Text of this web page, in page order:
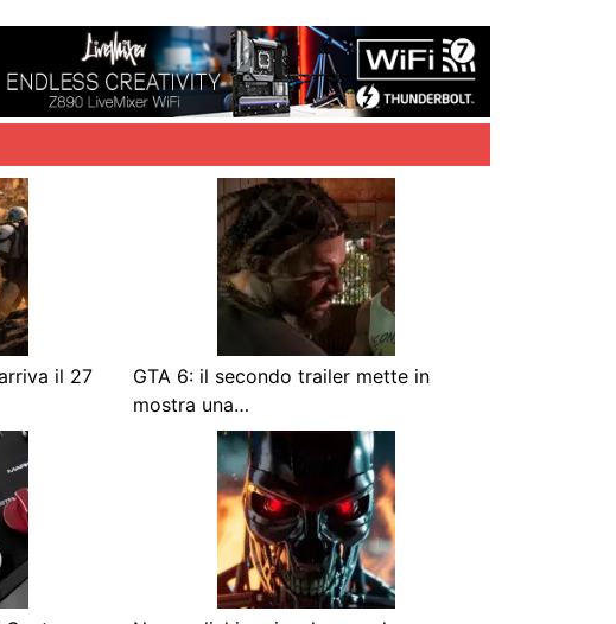
il 27
GTA 6: il secondo trailer mette in
mostra una…